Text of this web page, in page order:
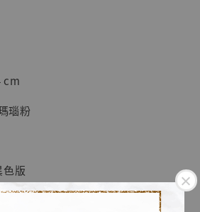
龍珠 系列蒐藏雕像 悟空 鳥山
工作室]
cm
瑙粉
色版